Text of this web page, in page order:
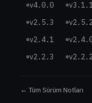
v4.0.0
v2.5.3
v2.4.1
v2.2.3
← Tüm Sürüm Notları